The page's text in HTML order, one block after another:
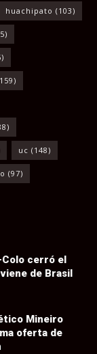
huachipato (103)
uc (148)
(97)
Colo cerró el
de Brasil
Mineiro
oferta de